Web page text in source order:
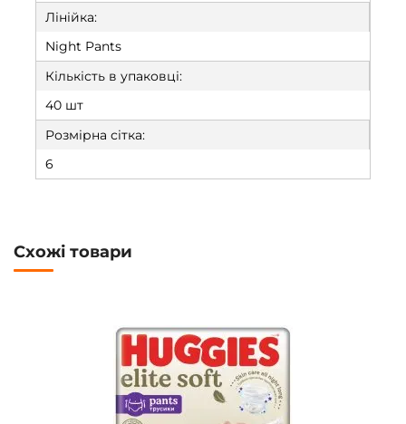
Лінійка:
Night Pants
Кількість в упаковці:
40 шт
Розмірна сітка:
6
Схожі товари